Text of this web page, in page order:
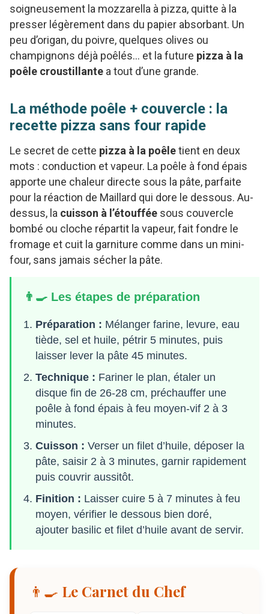
soigneusement la mozzarella à pizza, quitte à la
presser légèrement dans du papier absorbant. Un
peu d’origan, du poivre, quelques olives ou
champignons déjà poêlés… et la future pizza à la
poêle croustillante a tout d’une grande.
La méthode poêle + couvercle : la
recette pizza sans four rapide
Le secret de cette pizza à la poêletient en deux
mots : conduction et vapeur. La poêle à fond épais
apporte une chaleur directe sous la pâte, parfaite
pour la réaction de Maillard qui dore le dessous. Au-
dessus, la cuisson à l’étouffée sous couvercle
bombé ou cloche répartit la vapeur, fait fondre le
fromage et cuit la garniture comme dans un mini-
four, sans jamais sécher la pâte.
👨‍🍳 Les étapes de préparation
Préparation : Mélanger farine, levure, eau
tiède, sel et huile, pétrir 5 minutes, puis
laisser lever la pâte 45 minutes.
Technique : Fariner le plan, étaler un
disque fin de 26-28 cm, préchauffer une
poêle à fond épais à feu moyen-vif 2 à 3
minutes.
Cuisson : Verser un filet d’huile, déposer la
pâte, saisir 2 à 3 minutes, garnir rapidement
puis couvrir aussitôt.
Finition : Laisser cuire 5 à 7 minutes à feu
moyen, vérifier le dessous bien doré,
ajouter basilic et filet d’huile avant de servir.
👨‍🍳 Le Carnet du Chef